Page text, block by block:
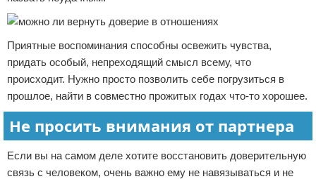
Приятные воспоминания способны освежить чувства,
придать особый, непреходящий смысл всему, что
происходит. Нужно просто позволить себе погрузиться в
прошлое, найти в совместно прожитых годах что-то хорошее.
Не просить внимания от партнера
Если вы на самом деле хотите восстановить доверительную
связь с человеком, очень важно ему не навязываться и не